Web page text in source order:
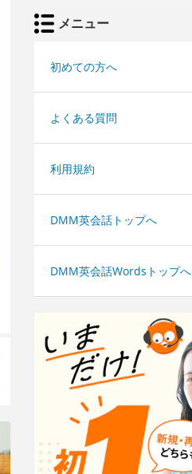
メニュー
初めての方へ
よくある質問
利用規約
DMM英会話トップへ
DMM英会話Wordsトップへ